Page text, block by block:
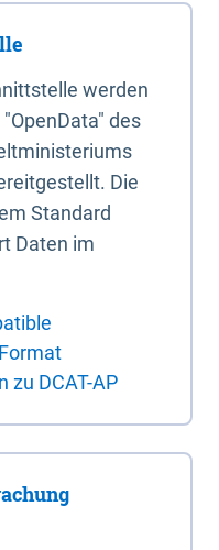
werden
des
Die
Standard
Daten im
zu DCAT-AP